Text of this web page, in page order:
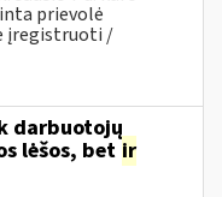
prievolė
įregistruoti /
darbuotojų
lėšos, bet ir